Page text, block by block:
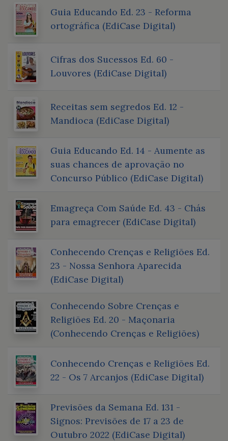
Guia Educando Ed. 23 - Reforma
ortográfica (EdiCase Digital)
Cifras dos Sucessos Ed. 60 -
Louvores (EdiCase Digital)
Receitas sem segredos Ed. 12 -
Mandioca (EdiCase Digital)
Guia Educando Ed. 14 - Aumente as
suas chances de aprovação no
Concurso Público (EdiCase Digital)
Emagreça Com Saúde Ed. 43 - Chás
para emagrecer (EdiCase Digital)
Conhecendo Crenças e Religiões Ed.
23 - Nossa Senhora Aparecida
(EdiCase Digital)
Conhecendo Sobre Crenças e
Religiões Ed. 20 - Maçonaria
(Conhecendo Crenças e Religiões)
Conhecendo Crenças e Religiões Ed.
22 - Os 7 Arcanjos (EdiCase Digital)
Previsões da Semana Ed. 131 -
Signos: Previsões de 17 a 23 de
Outubro 2022 (EdiCase Digital)